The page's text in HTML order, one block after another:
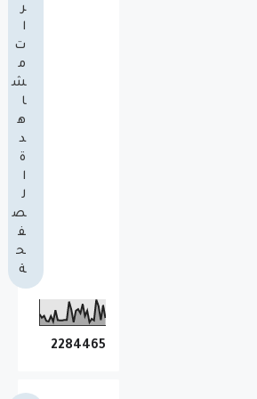
ر
ا
ت
م
ش
ا
ه
د
ة
ا
ل
ص
ف
ح
ة
2284465